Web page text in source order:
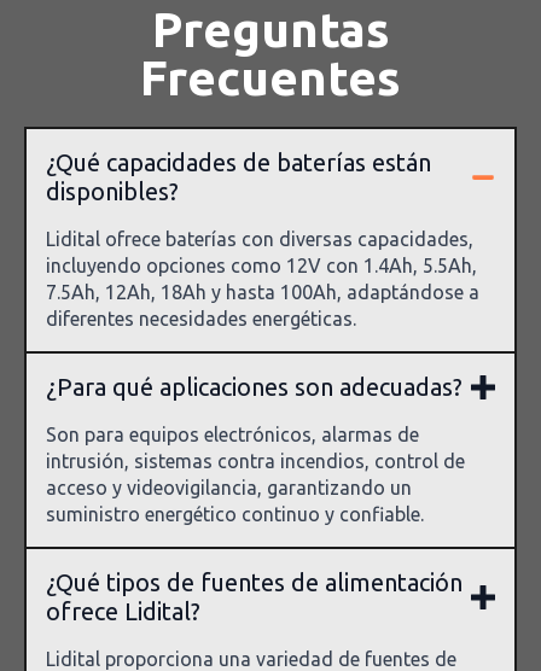
Preguntas
Frecuentes
¿Qué capacidades de baterías están
disponibles?
Lidital ofrece baterías con diversas capacidades,
incluyendo opciones como 12V con 1.4Ah, 5.5Ah,
7.5Ah, 12Ah, 18Ah y hasta 100Ah, adaptándose a
diferentes necesidades energéticas.
¿Para qué aplicaciones son adecuadas?
Son para equipos electrónicos, alarmas de
intrusión, sistemas contra incendios, control de
acceso y videovigilancia, garantizando un
suministro energético continuo y confiable.
¿Qué tipos de fuentes de alimentación
ofrece Lidital?
Lidital proporciona una variedad de fuentes de